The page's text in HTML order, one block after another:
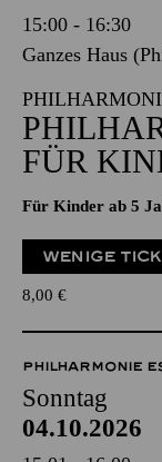
15:00 - 16:30
Ganzes Haus
FÜR
Für Kinder ab 5
WENIGE
8,00 €
PHILHARMONIE
Sonntag
04.10.2026